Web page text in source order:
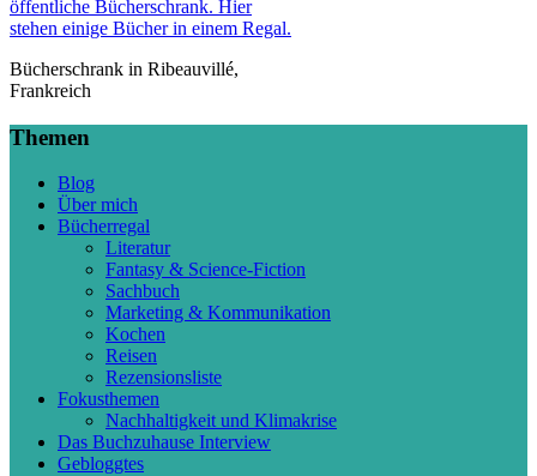
Bücherschrank in Ribeauvillé,
Frankreich
Themen
Blog
Über mich
Bücherregal
Literatur
Fantasy & Science-Fiction
Sachbuch
Marketing & Kommunikation
Kochen
Reisen
Rezensionsliste
Fokusthemen
Nachhaltigkeit und Klimakrise
Das Buchzuhause Interview
Gebloggtes